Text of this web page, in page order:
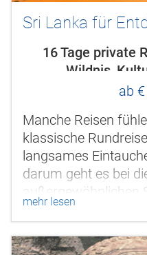
Sri Lanka für
16 Tage private
Wildnis,
ab
Manche Reisen
klassische
langsames
darum geht es bei
außergewöhnlichen
weniger Hektik,
mehr lesen